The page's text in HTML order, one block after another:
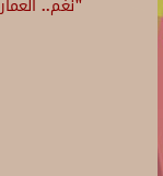
"نغم..